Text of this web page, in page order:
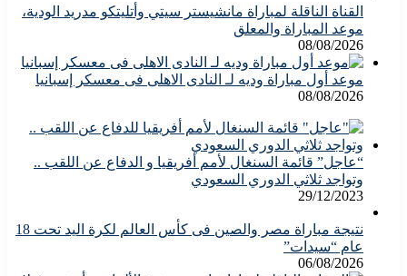
القناة الناقلة لمباراة مانشيستر سيتي وأتليتكو مدريد الودية،
موعد المباراة والمعلق
08/08/2026
موعد أول مباراة وديه لـ النادى الاهلى فى معسكر إسبانيا
08/08/2026
“عاجل” قائمة السنغال لأمم أفريقيا و الدفاع عن اللقب ..
وتواجد ثلاثي الدوري السعودي
29/12/2023
نتيجة مباراة مصر والصين فى كأس العالم لكرة اليد تحت 18
عام “سيدات”
06/08/2026